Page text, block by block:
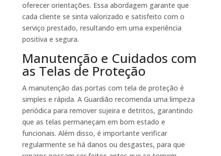
oferecer orientações. Essa abordagem garante que
cada cliente se sinta valorizado e satisfeito com o
serviço prestado, resultando em uma experiência
positiva e segura.
Manutenção e Cuidados com
as Telas de Proteção
A manutenção das portas com tela de proteção é
simples e rápida. A Guardião recomenda uma limpeza
periódica para remover sujeira e detritos, garantindo
que as telas permaneçam em bom estado e
funcionais. Além disso, é importante verificar
regularmente se há danos ou desgastes, para que